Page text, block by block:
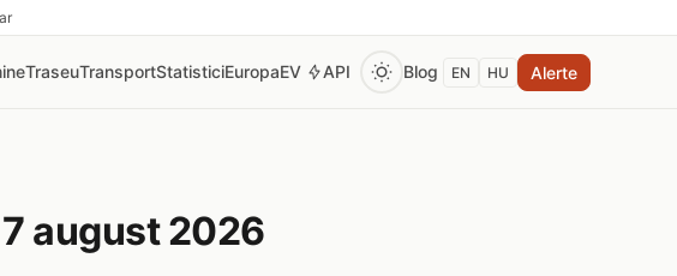
TraseuTransportStatisticiEuropaEV API Blog EN HU Alerte
august 2026